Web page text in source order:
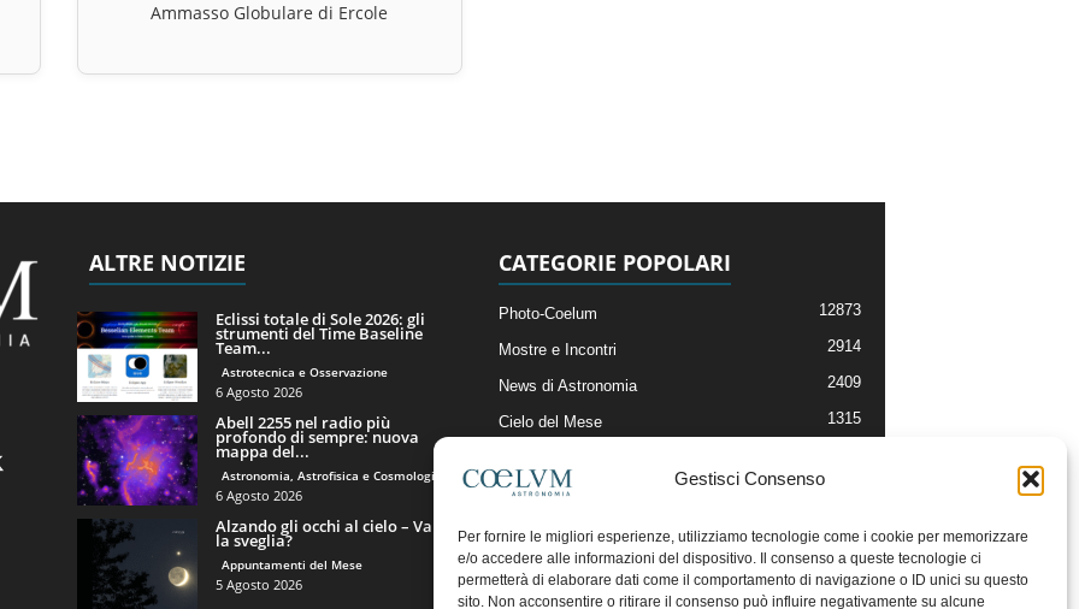
Gestisci Consenso
Per fornire le migliori esperienze, utilizziamo tecnologie come i cookie per memorizzare
e/o accedere alle informazioni del dispositivo. Il consenso a queste tecnologie ci
permetterà di elaborare dati come il comportamento di navigazione o ID unici su questo
sito. Non acconsentire o ritirare il consenso può influire negativamente su alcune
Ammasso Globulare di Ercole
ALTRE NOTIZIE
Eclissi totale di Sole 2026: gli
strumenti del Time Baseline
Team...
Astrotecnica e Osservazione
6 Agosto 2026
Abell 2255 nel radio più
profondo di sempre: nuova
mappa del...
Astronomia, Astrofisica e Cosmologia
6 Agosto 2026
Alzando gli occhi al cielo – Vale
la sveglia?
Appuntamenti del Mese
5 Agosto 2026
CATEGORIE POPOLARI
Photo-Coelum 12873
Mostre e Incontri 2914
News di Astronomia 2409
Cielo del Mese 1315
Articoli e Risorse On-Line
Il Blog della Redazione